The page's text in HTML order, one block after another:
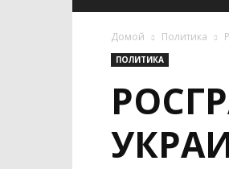
Домой Политика
ПОЛИТИКА